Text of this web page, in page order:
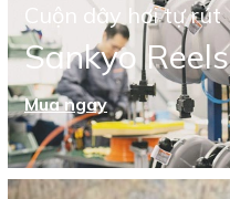
Cuộn dây hơi tự rút
Sankyo Reels
Mua ngay